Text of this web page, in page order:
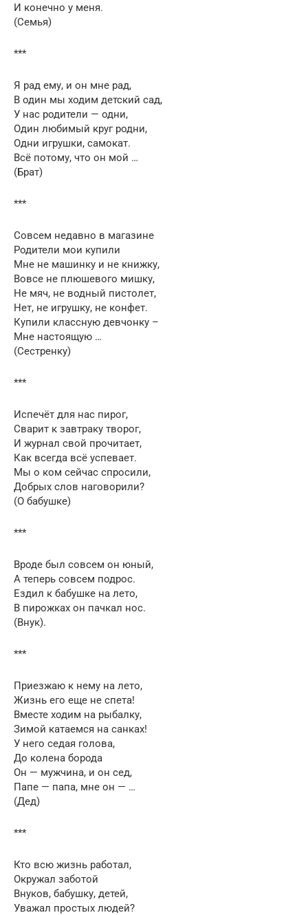
И конечно у меня.
(Семья)
***
Я рад ему, и он мне рад,
В один мы ходим детский сад,
У нас родители — одни,
Один любимый круг родни,
Одни игрушки, самокат.
Всё потому, что он мой …
(Брат)
***
Совсем недавно в магазине
Родители мои купили
Мне не машинку и не книжку,
Вовсе не плюшевого мишку,
Не мяч, не водный пистолет,
Нет, не игрушку, не конфет.
Купили классную девчонку –
Мне настоящую …
(Сестренку)
***
Испечёт для нас пирог,
Сварит к завтраку творог,
И журнал свой прочитает,
Как всегда всё успевает.
Мы о ком сейчас спросили,
Добрых слов наговорили?
(О бабушке)
***
Вроде был совсем он юный,
А теперь совсем подрос.
Ездил к бабушке на лето,
В пирожках он пачкал нос.
(Внук).
***
Приезжаю к нему на лето,
Жизнь его еще не спета!
Вместе ходим на рыбалку,
Зимой катаемся на санках!
У него седая голова,
До колена борода
Он — мужчина, и он сед,
Папе — папа, мне он — …
(Дед)
***
Кто всю жизнь работал,
Окружал заботой
Внуков, бабушку, детей,
Уважал простых людей?